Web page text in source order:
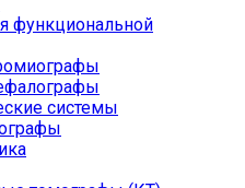
функциональной
системы